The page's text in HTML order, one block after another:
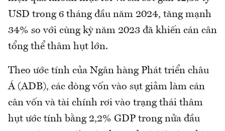
USD trong 6 tháng đầu năm 2024, tăng mạnh
34% so với cùng kỳ năm 2023 đã khiến cán cân
tổng thể thâm hụt lớn.
Theo ước tính của Ngân hàng Phát triển châu
Á (ADB), các dòng vốn vào sụt giảm làm cán
cân vốn và tài chính rơi vào trạng thái thâm
hụt ước tính bằng 2,2% GDP trong nửa đầu